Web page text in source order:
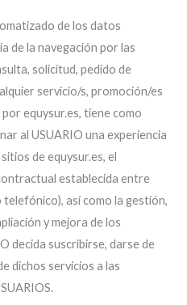
de los datos
de la navegación por las
solicitud, pedido de
servicio/s, promoción/es
equysur.es, tiene como
al USUARIO una experiencia
de equysur.es, el
establecida entre
así como la gestión,
y mejora de los
decida suscribirse, darse de
dichos servicios a las